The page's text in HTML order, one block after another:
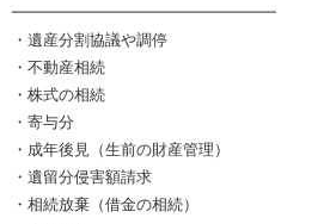
━━━━━━━━━━━━━━━━━
・遺産分割協議や調停
・不動産相続
・株式の相続
・寄与分
・成年後見（生前の財産管理）
・遺留分侵害額請求
・相続放棄（借金の相続）